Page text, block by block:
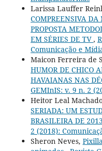
Larissa Lauffer
COMPREENSIVA
PROPOSTA
EM SÉRIES DE TV,
Comunicação e
Maicon Ferreira de
HUMOR DE CHICO
HAVAIANAS NAS
GEMInIS: v. 9 n. 2
Heitor Leal
SERIADA: UM
BRASILEIRA DE
2 (2018):
Sheron Neves,